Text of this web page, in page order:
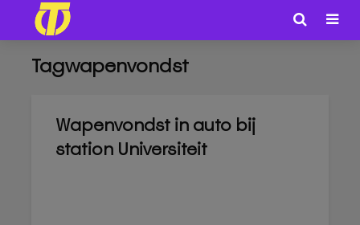
Tagwapenvondst
Wapenvondst in auto bij
station Universiteit